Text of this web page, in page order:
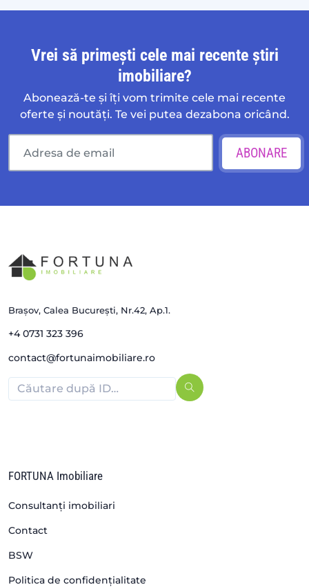
Vrei să primești cele mai recente știri
imobiliare?
Abonează-te și îți vom trimite cele mai recente
oferte și noutăți. Te vei putea dezabona oricând.
ABONARE
Brașov, Calea București, Nr.42, Ap.1.
+4 0731 323 396
contact@fortunaimobiliare.ro
FORTUNA Imobiliare
Consultanți imobiliari
Contact
BSW
Politica de confidențialitate